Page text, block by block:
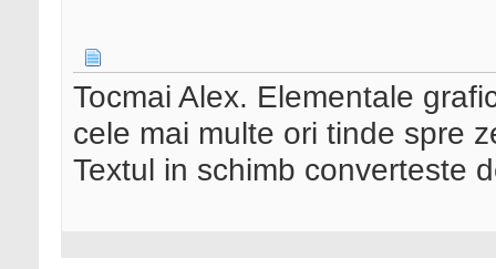
Tocmai Alex. Elementale
cele mai multe ori tinde spre
Textul in schimb converteste